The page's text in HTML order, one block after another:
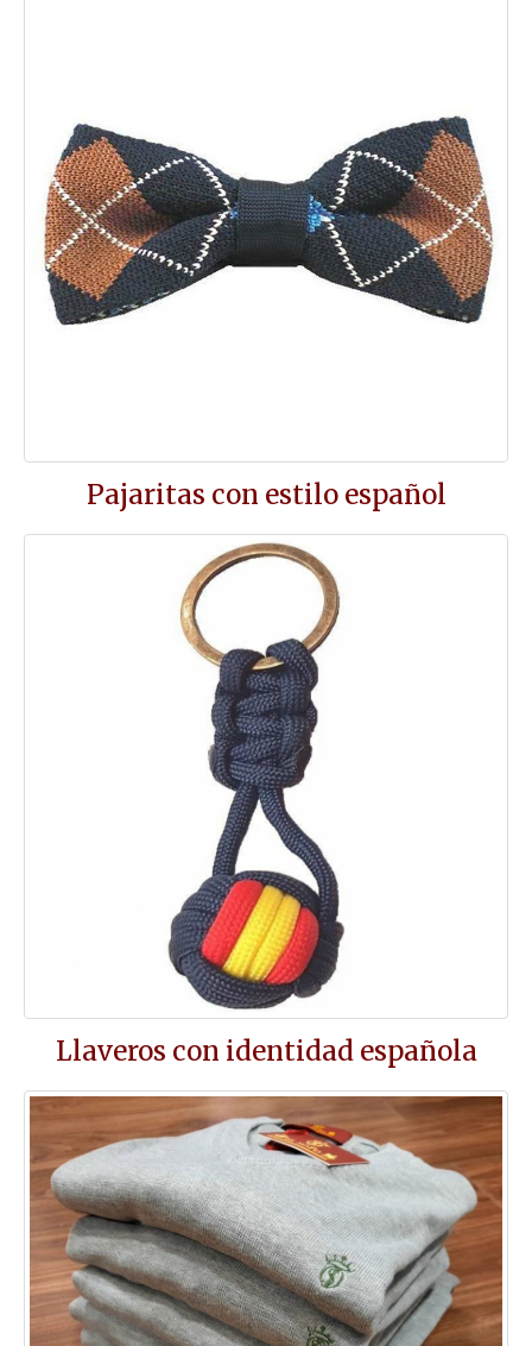
Pajaritas con estilo español
Llaveros con identidad española